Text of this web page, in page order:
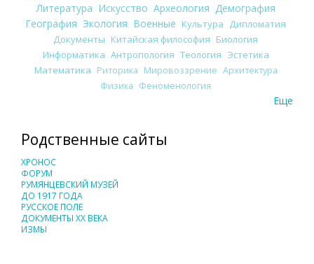
Литература Искусство Археология Демография
География Экология Военные Культура
Дипломатия
Документы Китайская философия Биология
Информатика Антропология Теология Эстетика
Математика Риторика Мировоззрение Архитектура
Физика Феноменология
Еще
Родственные сайты
ХРОНОС
ФОРУМ
РУМЯНЦЕВСКИЙ МУЗЕЙ
ДО 1917 ГОДА
РУССКОЕ ПОЛЕ
ДОКУМЕНТЫ XX ВЕКА
ИЗМЫ